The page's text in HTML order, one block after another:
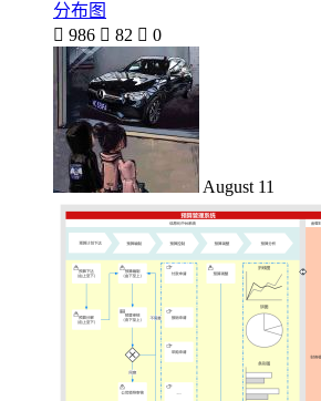
分布图
 986  82  0
August 11